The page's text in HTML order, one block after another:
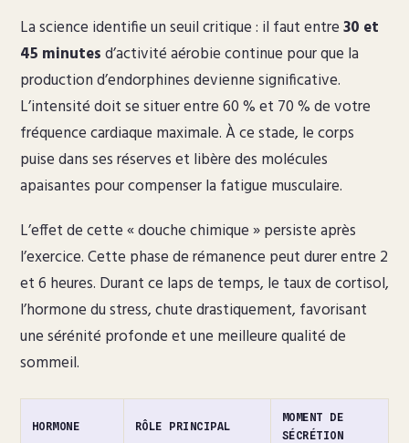
La science identifie un seuil critique : il faut entre30 et
45 minutesd’activité aérobie continue pour que la
production d’endorphines devienne significative.
L’intensité doit se situer entre 60 % et 70 % de votre
fréquence cardiaque maximale. À ce stade, le corps
puise dans ses réserves et libère des molécules
apaisantes pour compenser la fatigue musculaire.
L’effet de cette « douche chimique » persiste après
l’exercice. Cette phase de rémanence peut durer entre 2
et 6 heures. Durant ce laps de temps, le taux de cortisol,
l’hormone du stress, chute drastiquement, favorisant
une sérénité profonde et une meilleure qualité de
sommeil.
HORMONE RÔLE PRINCIPAL
MOMENT DE
SÉCRÉTION